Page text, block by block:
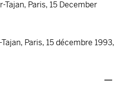
Tajan, Paris, 15 December
Paris, 15 décembre 1993,